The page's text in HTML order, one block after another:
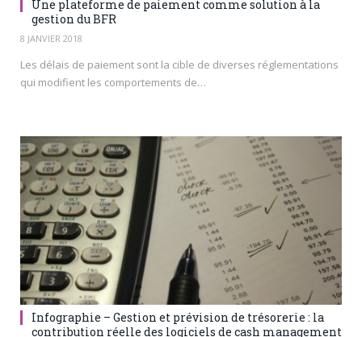
Une plateforme de paiement comme solution à la
gestion du BFR
8 JANVIER 2018
Les délais de paiement sont la cible de diverses réglementations
qui modifient les comportements de…
Infographie – Gestion et prévision de trésorerie : la
contribution réelle des logiciels de cash management